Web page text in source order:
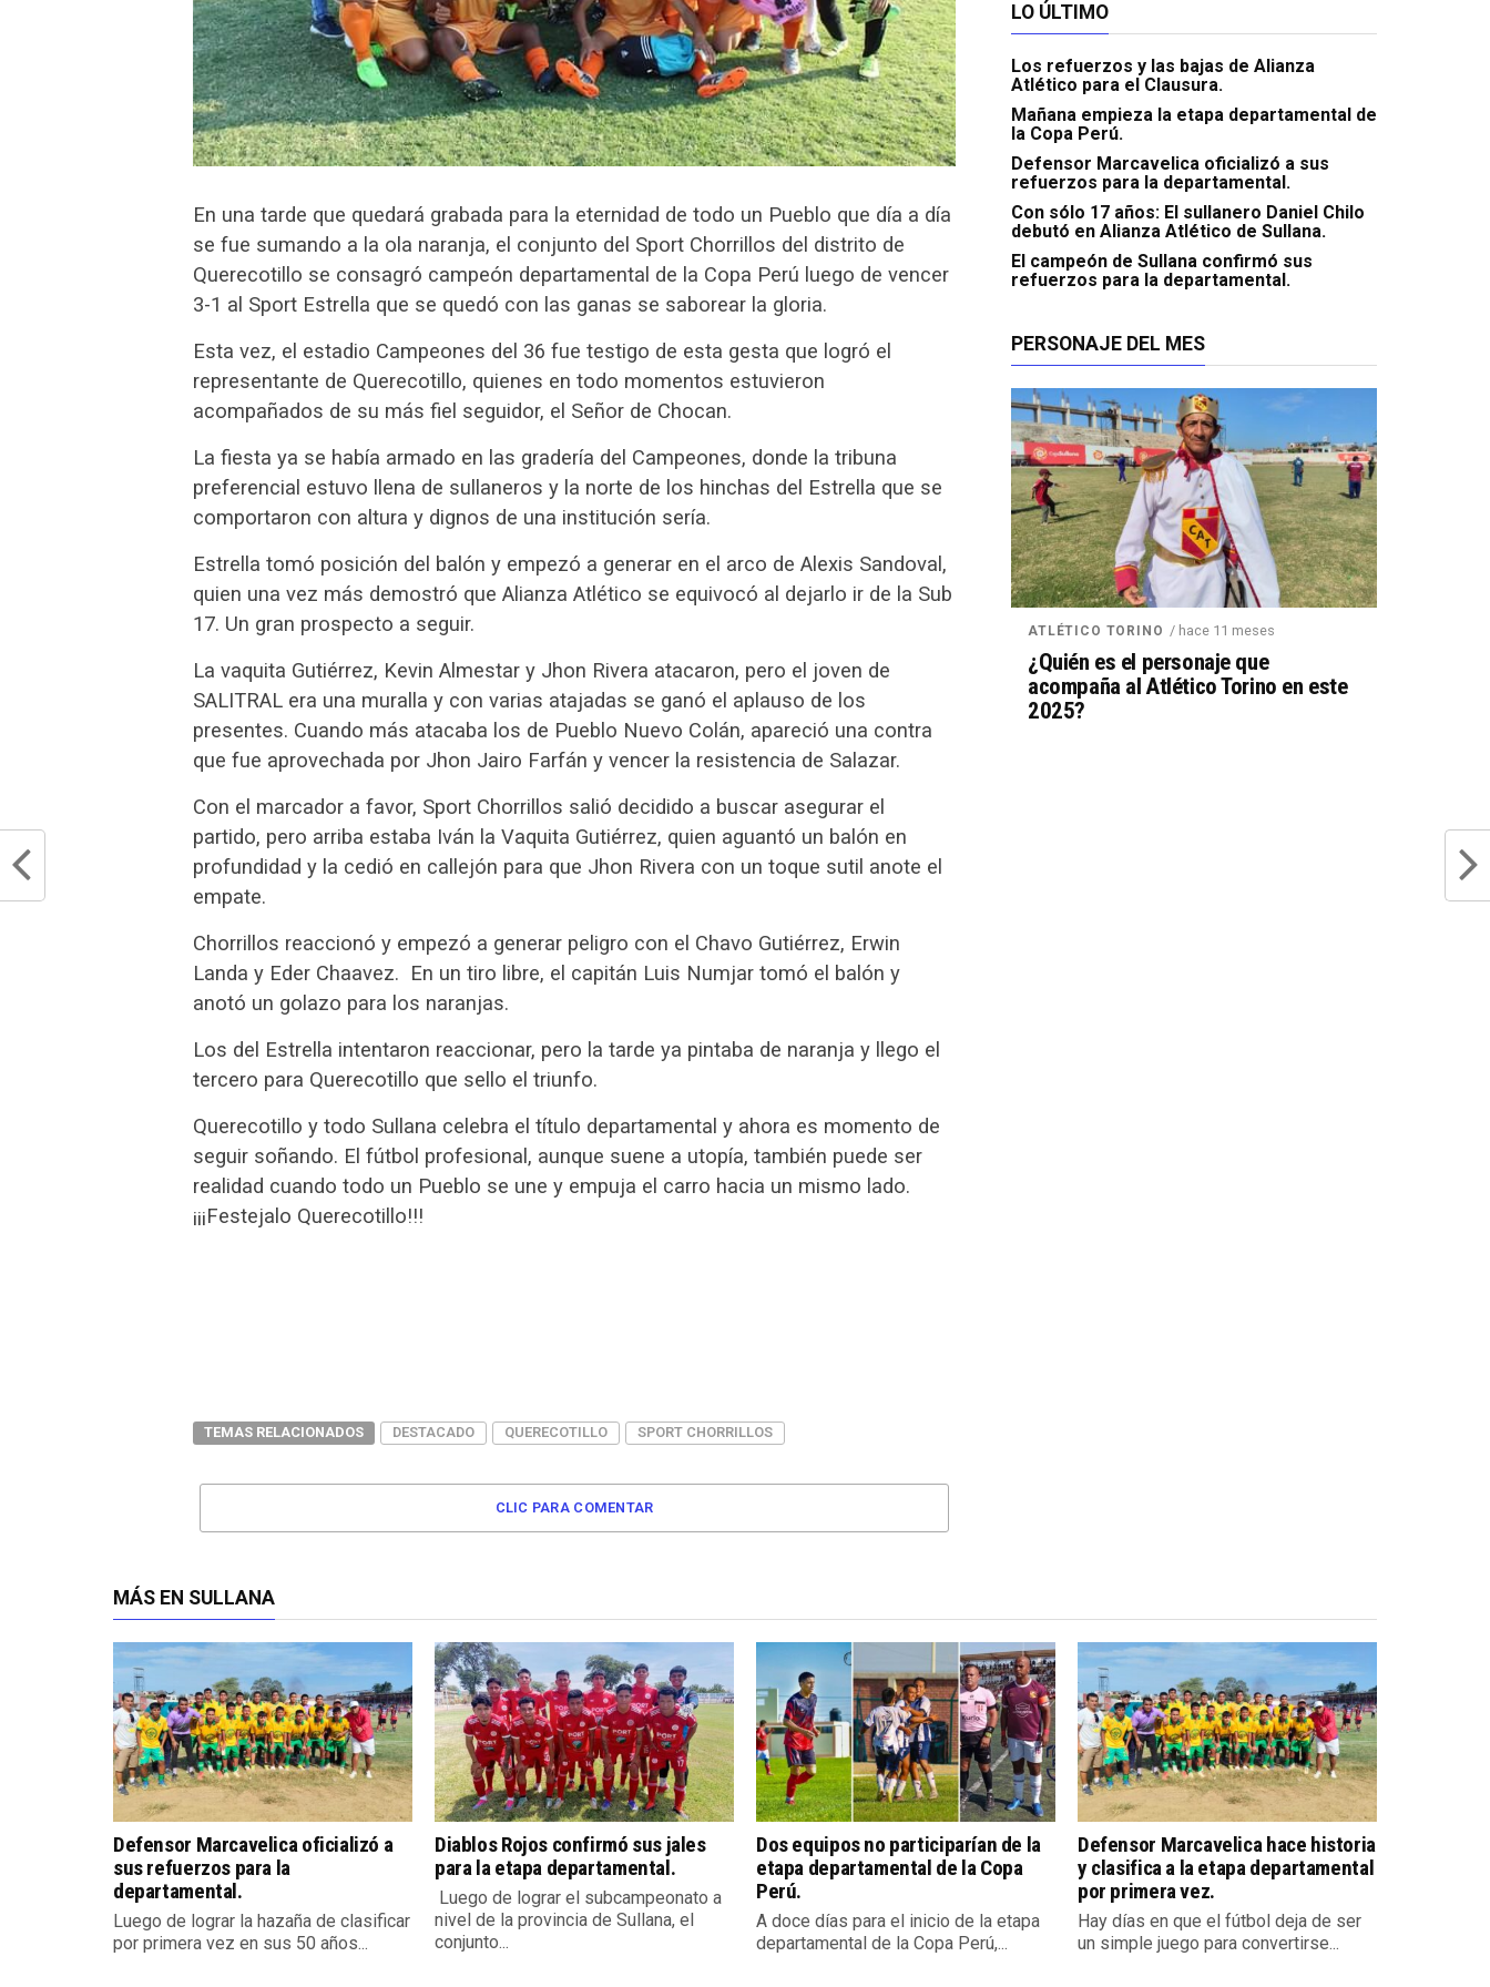
En una tarde que quedará grabada para la eternidad de todo un Pueblo que día a día
se fue sumando a la ola naranja, el conjunto del Sport Chorrillos del distrito de
Querecotillo se consagró campeón departamental de la Copa Perú luego de vencer
3-1 al Sport Estrella que se quedó con las ganas se saborear la gloria.
Esta vez, el estadio Campeones del 36 fue testigo de esta gesta que logró el
representante de Querecotillo, quienes en todo momentos estuvieron
acompañados de su más fiel seguidor, el Señor de Chocan.
La fiesta ya se había armado en las gradería del Campeones, donde la tribuna
preferencial estuvo llena de sullaneros y la norte de los hinchas del Estrella que se
comportaron con altura y dignos de una institución sería.
Estrella tomó posición del balón y empezó a generar en el arco de Alexis Sandoval,
quien una vez más demostró que Alianza Atlético se equivocó al dejarlo ir de la Sub
17. Un gran prospecto a seguir.
La vaquita Gutiérrez, Kevin Almestar y Jhon Rivera atacaron, pero el joven de
SALITRAL era una muralla y con varias atajadas se ganó el aplauso de los
presentes. Cuando más atacaba los de Pueblo Nuevo Colán, apareció una contra
que fue aprovechada por Jhon Jairo Farfán y vencer la resistencia de Salazar.
Con el marcador a favor, Sport Chorrillos salió decidido a buscar asegurar el
partido, pero arriba estaba Iván la Vaquita Gutiérrez, quien aguantó un balón en
profundidad y la cedió en callejón para que Jhon Rivera con un toque sutil anote el
empate.
Chorrillos reaccionó y empezó a generar peligro con el Chavo Gutiérrez, Erwin
Landa y Eder Chaavez. En un tiro libre, el capitán Luis Numjar tomó el balón y
anotó un golazo para los naranjas.
Los del Estrella intentaron reaccionar, pero la tarde ya pintaba de naranja y llego el
tercero para Querecotillo que sello el triunfo.
Querecotillo y todo Sullana celebra el título departamental y ahora es momento de
seguir soñando. El fútbol profesional, aunque suene a utopía, también puede ser
realidad cuando todo un Pueblo se une y empuja el carro hacia un mismo lado.
¡¡¡Festejalo Querecotillo!!!
TEMAS RELACIONADOS DESTACADO QUERECOTILLO SPORT CHORRILLOS
CLIC PARA COMENTAR
LO ÚLTIMO
Los refuerzos y las bajas de Alianza
Atlético para el Clausura.
Mañana empieza la etapa departamental de
la Copa Perú.
Defensor Marcavelica oficializó a sus
refuerzos para la departamental.
Con sólo 17 años: El sullanero Daniel Chilo
debutó en Alianza Atlético de Sullana.
El campeón de Sullana confirmó sus
refuerzos para la departamental.
PERSONAJE DEL MES
ATLÉTICO TORINO / hace 11 meses
¿Quién es el personaje que
acompaña al Atlético Torino en este
2025?
MÁS EN SULLANA
Defensor Marcavelica oficializó a
sus refuerzos para la
departamental.
Luego de lograr la hazaña de clasificar
por primera vez en sus 50 años...
Diablos Rojos confirmó sus jales
para la etapa departamental.
Luego de lograr el subcampeonato a
nivel de la provincia de Sullana, el
conjunto...
Dos equipos no participarían de la
etapa departamental de la Copa
Perú.
A doce días para el inicio de la etapa
departamental de la Copa Perú,...
Defensor Marcavelica hace historia
y clasifica a la etapa departamental
por primera vez.
Hay días en que el fútbol deja de ser
un simple juego para convertirse...